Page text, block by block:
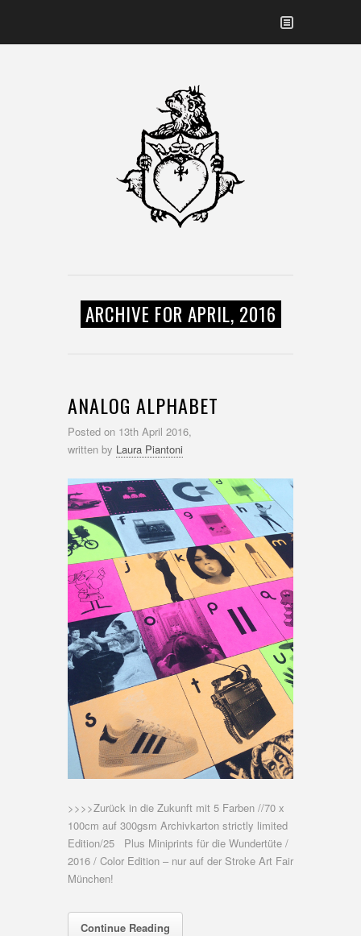
ARCHIVE FOR APRIL, 2016
ANALOG ALPHABET
Posted on 13th April 2016,
written by Laura Piantoni
>>>>Zurück in die Zukunft mit 5 Farben //70 x
100cm auf 300gsm Archivkarton strictly limited
Edition/25 Plus Miniprints für die Wundertüte /
2016 / Color Edition – nur auf der Stroke Art Fair
München!
Continue Reading